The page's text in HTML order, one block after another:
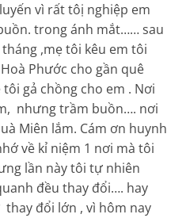
vì rất tôị nghiệp em
trong ánh mắt…… sau
,mẹ tôi kêu em tôi
Phước cho gần quê
gả chồng cho em . Nơi
nhưng trầm buồn…. nơi
Miên lắm. Cám ơn huynh
về kỉ niệm 1 nơi mà tôi
lần này tôi tự nhiên
đều thay đổi…. hay
đổi lớn , vì hôm nay